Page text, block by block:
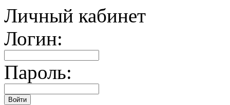
Личный кабинет
Логин:
Пароль: